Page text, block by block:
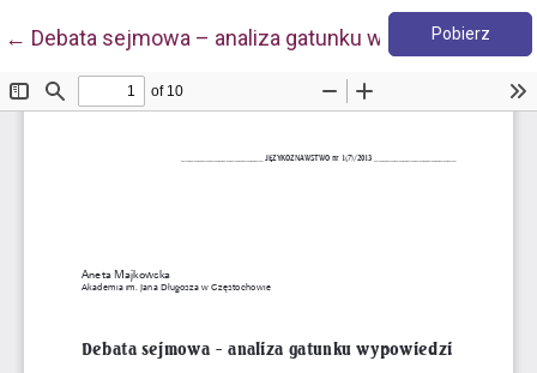
← Wróć do szczegółów artykułu
Debata sejmowa – analiza gatunku wypowiedzi
Pobierz